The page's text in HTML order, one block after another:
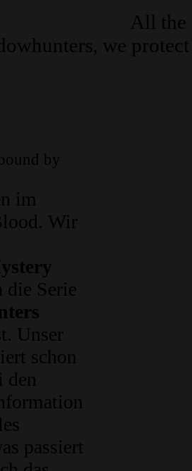
All the
we
by
im
Wir
die Serie
Unser
schon
den
passiert